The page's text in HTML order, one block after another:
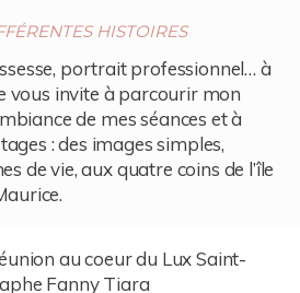
HISTOIRES
portrait professionnel… à
vous invite à parcourir mon
de mes séances et à
: des images simples,
de vie, aux quatre coins de l’île